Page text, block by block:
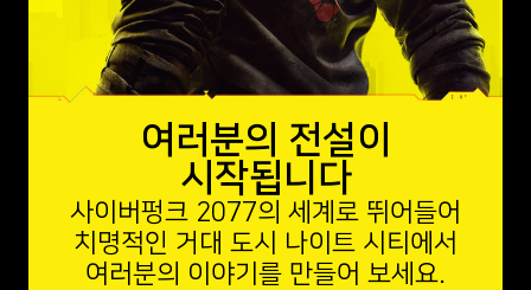
여러분의 전설이
시작됩니다
사이버펑크 2077의 세계로 뛰어들어
치명적인 거대 도시 나이트 시티에서
여러분의 이야기를 만들어 보세요.